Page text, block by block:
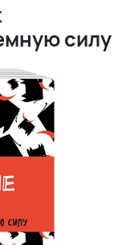
силу